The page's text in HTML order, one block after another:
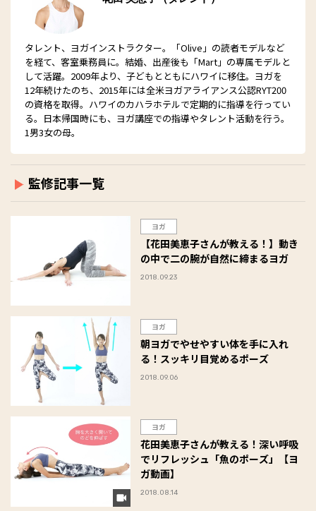
タレント、ヨガインストラクター。「Olive」の読者モデルなど
を経て、客室乗務員に。結婚、出産後も「Mart」の専属モデルと
して活躍。2009年より、子どもとともにハワイに移住。ヨガを
12年続けたのち、2015年には全米ヨガアライアンス公認RYT200
の資格を取得。ハワイのカハラホテルで定期的に指導を行ってい
る。日本帰国時にも、ヨガ講座での指導やタレント活動を行う。
1男3女の母。
監修記事一覧
ヨガ
【花田美恵子さんが教える！】動き
の中で二の腕が自然に締まるヨガ
2018.09.23
ヨガ
朝ヨガでやせやすい体を手に入れ
る！スッキリ目覚めるポーズ
2018.09.06
ヨガ
花田美恵子さんが教える！深い呼吸
でリフレッシュ「魚のポーズ」【ヨ
ガ動画】
2018.08.14